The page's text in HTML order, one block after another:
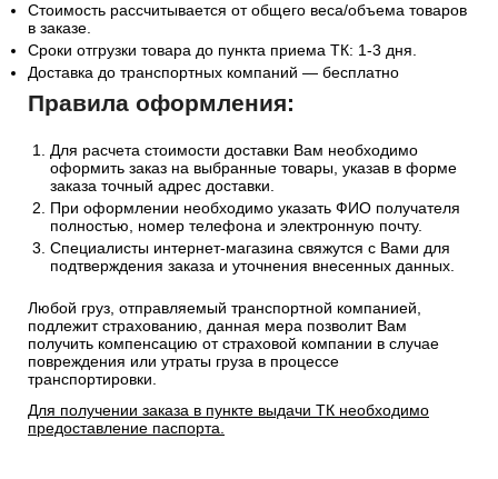
Стоимость рассчитывается от общего веса/объема товаров
в заказе.
Сроки отгрузки товара до пункта приема ТК: 1-3 дня.
Доставка до транспортных компаний — бесплатно
Правила оформления:
Для расчета стоимости доставки Вам необходимо
оформить заказ на выбранные товары, указав в форме
заказа точный адрес доставки.
При оформлении необходимо указать ФИО получателя
полностью, номер телефона и электронную почту.
Специалисты интернет-магазина свяжутся с Вами для
подтверждения заказа и уточнения внесенных данных.
Любой груз, отправляемый транспортной компанией,
подлежит страхованию, данная мера позволит Вам
получить компенсацию от страховой компании в случае
повреждения или утраты груза в процессе
транспортировки.
Для получении заказа в пункте выдачи ТК необходимо
предоставление паспорта.